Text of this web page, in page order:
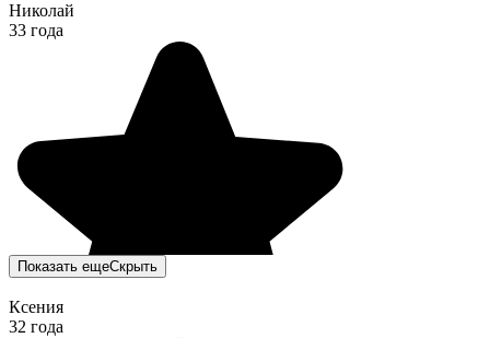
Николай
33 года
Показать ещеСкрыть
Ксения
32 года